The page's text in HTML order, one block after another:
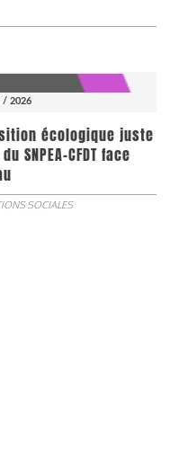
/ 2026
écologique juste
CFDT face
SOCIALES